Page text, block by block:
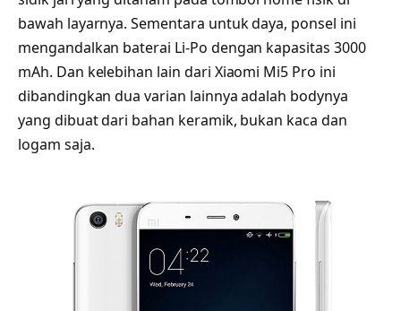
bawah layarnya. Sementara untuk daya, ponsel ini
mengandalkan baterai Li-Po dengan kapasitas 3000
mAh. Dan kelebihan lain dari Xiaomi Mi5 Pro ini
dibandingkan dua varian lainnya adalah bodynya
yang dibuat dari bahan keramik, bukan kaca dan
logam saja.